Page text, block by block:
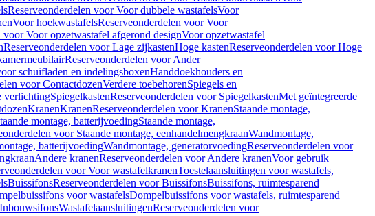
Reserveonderdelen voor Voor dubbele wastafelsVoor
Voor hoekwastafelsReserveonderdelen voor Voor
voor Voor opzetwastafel afgerond designVoor opzetwastafel
Reserveonderdelen voor Lage zijkastenHoge kastenReserveonderdelen voor Hoge
Reserveonderdelen voor Ander
schuifladen en indelingsboxenHanddoekhouders en
voor ContactdozenVerdere toebehorenSpiegels en
verlichtingSpiegelkastenReserveonderdelen voor SpiegelkastenMet geïntegreerde
KranenKranenReserveonderdelen voor KranenStaande montage,
montage, batterijvoedingStaande montage,
voor Staande montage, eenhandelmengkraanWandmontage,
batterijvoedingWandmontage, generatorvoedingReserveonderdelen voor
Andere kranenReserveonderdelen voor Andere kranenVoor gebruik
voor Voor wastafelkranenToestelaansluitingen voor wastafels,
BuissifonsReserveonderdelen voor BuissifonsBuissifons, ruimtesparend
voor wastafelsDompelbuissifons voor wastafels, ruimtesparend
WastafelaansluitingenReserveonderdelen voor